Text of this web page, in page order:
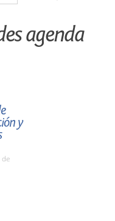
agenda
y
de